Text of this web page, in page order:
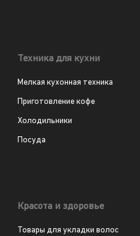
Техника для кухни
Мелкая кухонная техника
Приготовление кофе
Холодильники
Посуда
Красота и здоровье
Товары для укладки волос